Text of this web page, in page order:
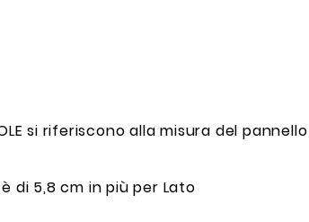
si riferiscono alla misura del pannello
di 5,8 cm in più per Lato